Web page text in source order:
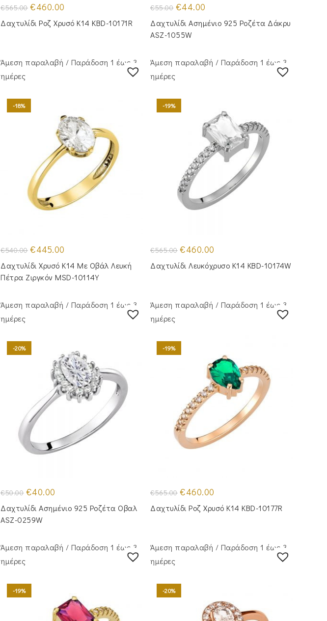
€565.00 Original
price
was:
€565.00.
€460.00
τιμή
είναι:
Δαχτυλίδι Ροζ Χρυσό Κ14 KBD-10171R
€55.00 Original
price
was:
€55.00.
€44.00
τιμή
είναι:
Δαχτυλίδι Ασημένιο 925 Ροζέτα Δάκρυ
ASZ-1055W
Άμεση παραλαβή / Παράδoση 1 έως 3
ημέρες
-18%
€540.00 Original
price
was:
€540.00.
€445.00
τιμή
είναι:
€445.00.
Δαχτυλίδι Χρυσό Κ14 Με Οβάλ Λευκή
Πέτρα Ζιργκόν MSD-10114Y
Άμεση παραλαβή / Παράδoση 1 έως 3
ημέρες
-19%
€565.00 Original
price
was:
€565.00.
€460.00
είναι:
Δαχτυλίδι Λευκόχρυσο Κ14 KBD-10174W
Άμεση παραλαβή / Παράδoση 1 έως 3
ημέρες
-20%
€50.00 Original
price
was:
€50.00.
€40.00
τιμή
είναι:
Δαχτυλίδι Ασημένιο 925 Ροζέτα Οβαλ
ASZ-0259W
Άμεση παραλαβή / Παράδoση 1 έως 3
ημέρες
-19%
€565.00 Original
price
was:
€565.00.
€460.00
τιμή
είναι:
Δαχτυλίδι Ροζ Χρυσό Κ14 KBD-10177R
Άμεση παραλαβή / Παράδoση 1 έως 3
ημέρες
-19%
Άμεση παραλαβή / Παράδoση 1 έως 3
ημέρες
-20%